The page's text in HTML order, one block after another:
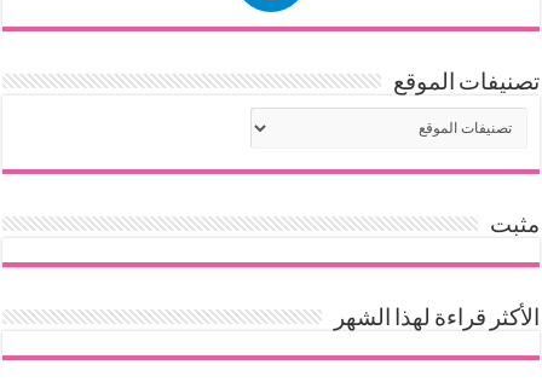
تصنيفات الموقع
مثبت
الأكثر قراءة لهذا الشهر